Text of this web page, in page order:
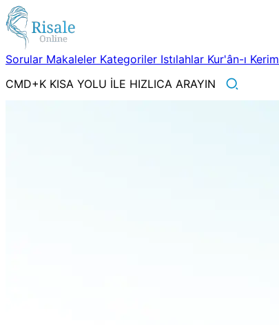
Sorular Makaleler Kategoriler Istılahlar Kur'ân-ı Kerim
CMD+K KISA YOLU İLE HIZLICA ARAYIN